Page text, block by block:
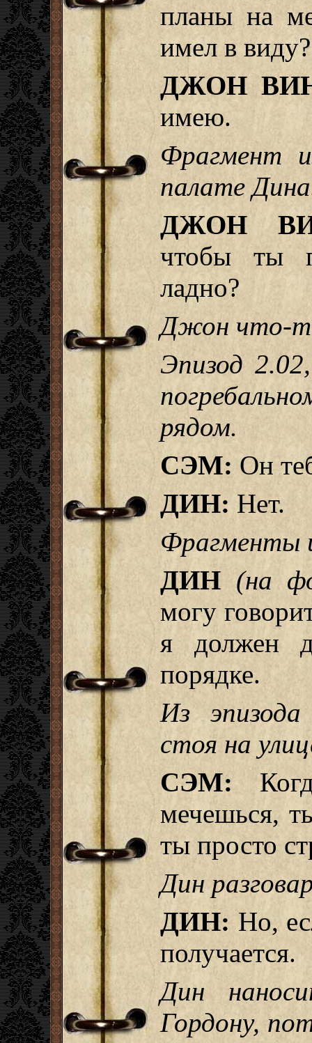
планы на
имел в виду?
ДЖОН
имею.
Фрагмент
палате
ДЖОН
чтобы ты
ладно?
Джон что-
Эпизод
рядом.
СЭМ:Он
ДИН:Нет.
Фрагменты
ДИН (на
могу
я должен
порядке.
Из
стоя на
СЭМ:
мечешься,
ты просто
Дин
ДИН:Но,
получается.
Дин
Гордону,